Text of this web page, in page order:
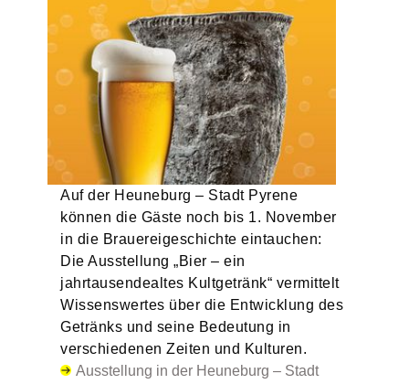
Auf der Heuneburg – Stadt Pyrene
können die Gäste noch bis 1. November
in die Brauereigeschichte eintauchen:
Die Ausstellung „Bier – ein
jahrtausendealtes Kultgetränk“ vermittelt
Wissenswertes über die Entwicklung des
Getränks und seine Bedeutung in
verschiedenen Zeiten und Kulturen.
Ausstellung in der Heuneburg – Stadt